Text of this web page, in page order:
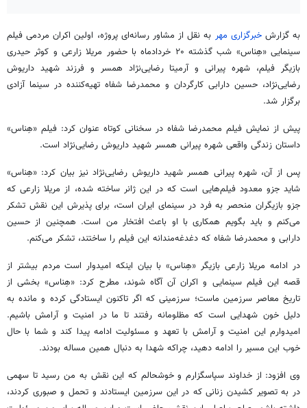
به گزارشخبرگزاری مهر به نقل از مشاور رسانه‌ای پروژه، اولین اکران مردمی فیلم
سینمایی «هِناس
» شب گذشته ۲۰ خردادماه با حضور مریلا زارعی و کوثر حیدری
بازیگر فیلم، شهره پیرانی و آرمیتا رضایی‌نژاد همسر و فرزند شهید داریوش
رضایی‌نژاد، حسین دارابی کارگردان و محمدرضا شفاه تهیه‌کننده در سینما آزادی
برگزار شد.
پیش از نمایش فیلم محمدرضا شفاه در سخنانی کوتاه عنوان کرد: فیلم «هِناس»
داستان زندگی واقعی شهره پیرانی همسر شهید داریوش رضایی‌نژاد است.
پس از آن، شهره پیرانی همسر شهید داریوش رضایی‌نژاد نیز بیان کرد: «هِناس»
شایدجزو معدود فیلم‌هایی است که در این ژانر ساخته شده، از مریلا زارعی که
جزو بازیگران منحصر به فرد در سینمای ایران است، برای پذیرش این نقش تشکر
می‌کنم و باید بگویم همکاریبا او باعث افتخار من است. همچنین از حسین
دارابی و محمدرضا شفاه که دغدغه‌مندانه این فیلم را ساختند، تشکر می‌کنم.
در ادامه مریلا زارعی بازیگر «هِناس» با بیان اینکه امیدوار است مردم بیشتر از
قصه این فیلم سینمایی و اکران آن آگاه شوند، مطرح کرد: «هِناس» بخشی از
تاریخ معاصر سرزمین ماست؛ سرزمینی که اگر تاکنون ایستادگی کرده و مانده به
دلیل خون شهدایی است که مظلومانه رفتند تا ما در امنیت و آرامش باشیم.
امیدوارم این امنیت و آرامش با تعهد و مسئولیت ادامه پیدا کند و شما با حال
خوب این مسیر را ادامه دهید، چراکه شهدا به دنبال همین مساله بودند.
وی افزود: از خداوند سپاسگزارم و خوشحالم که این نقش به من رسید تا سهمی
در به تصویر کشیدن زنانی که در این سرزمین ایستادند وتحمل و صبوری کردند،